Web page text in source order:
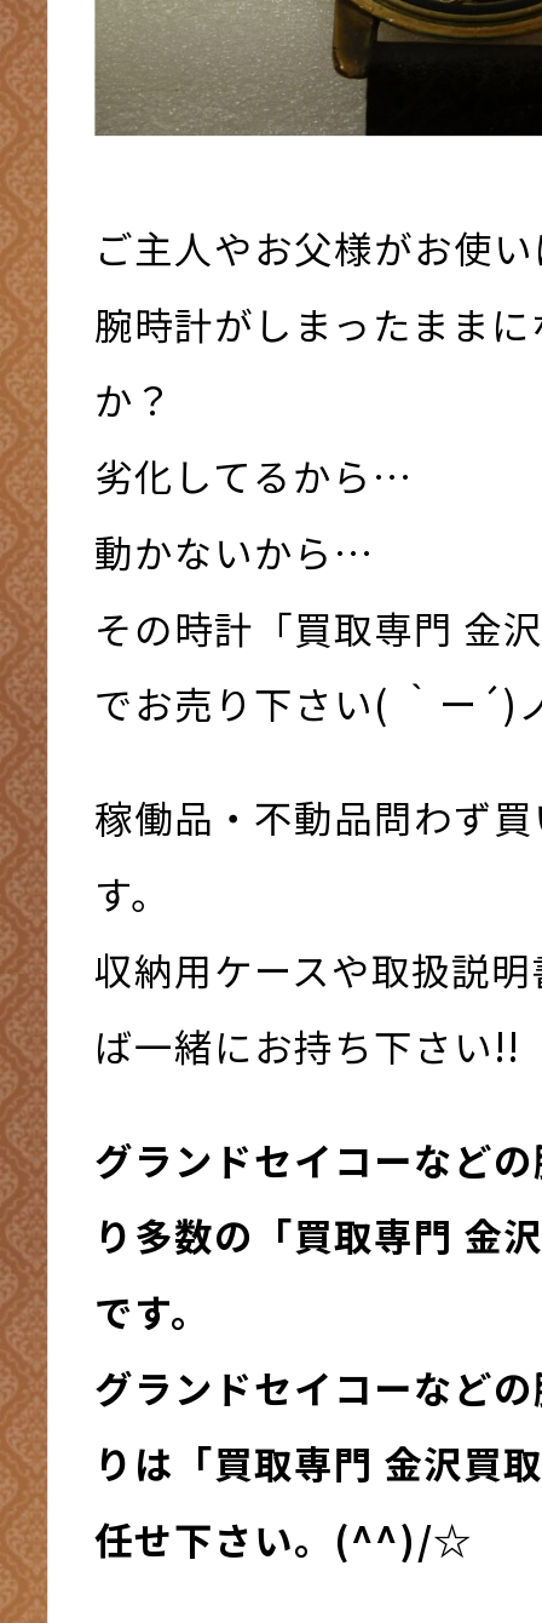
ご主人やお父様がお使
腕時計がしまったまま
か？
劣化してるから…
動かないから…
その時計「買取専門 金
でお売り下さい( ｀ー´)
稼働品・不動品問わず
す。
収納用ケースや取扱説
ば一緒にお持ち下さい!!
グランドセイコーなど
り多数の「買取専門 金
です。
グランドセイコーなど
りは「買取専門 金沢買
任せ下さい。(^^)/☆